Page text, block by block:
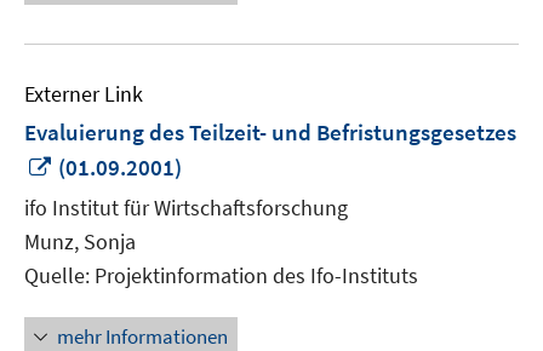
Externer Link
Evaluierung des Teilzeit- und Befristungsgesetzes
In
neuem
Fenster
öffnen
(01.09.2001)
ifo Institut für Wirtschaftsforschung
Munz, Sonja
Quelle: Projektinformation des Ifo-Instituts
mehr Informationen